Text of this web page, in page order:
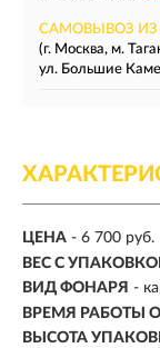
САМОВЫВОЗ ИЗ
(г. Москва, м.
ул. Большие
ЦЕНА - 6 700 руб.
ВЕС С
ВИД ФОНАРЯ -
ВРЕМЯ РАБОТЫ
ВЫСОТА